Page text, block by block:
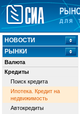
НОВОСТИ
РЫНКИ
Валюта
Кредиты
Поиск кредита
Ипотека. Кредит на
недвижимость
Автокредиты